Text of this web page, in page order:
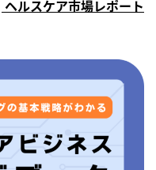
ヘルスケア市場レポート